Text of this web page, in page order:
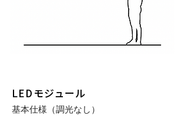
LEDモジュール
基本仕様（調光なし）